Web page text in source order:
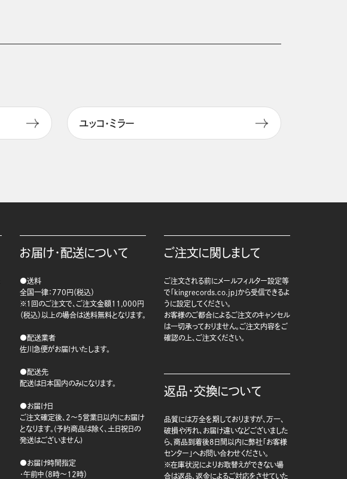
ユッコ・ミラー
お届け・配送について
●送料
全国一律：770円（税込）
※1回のご注文で、ご注文金額11,000円
（税込）以上の場合は送料無料となります。
●配送業者
佐川急便がお届けいたします。
●配送先
配送は日本国内のみになります。
●お届け日
ご注文確定後、2～5営業日以内にお届け
となります。(予約商品は除く、土日祝日の
発送はございません)
●お届け時間指定
・午前中（8時～12時）
ご注文に関しまして
ご注文される前にメールフィルター設定等
で「kingrecords.co.jp」から受信できるよ
うに設定してください。
お客様のご都合によるご注文のキャンセル
は一切承っておりません。ご注文内容をご
確認の上、ご注文ください。
返品・交換について
品質には万全を期しておりますが、万一、
破損や汚れ、お届け違いなどございました
ら、商品到着後8日間以内に弊社「お客様
センター」へお問い合わせください。
※在庫状況によりお取替えができない場
合は返品、返金によるご対応をさせていた